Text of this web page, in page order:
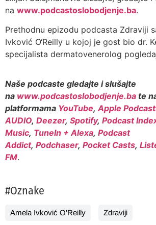
na www.podcastoslobodjenje.ba.
Prethodnu epizodu podcasta Zdraviji
Ivković O‘Reilly u kojoj je gost bio dr.
specijalista dermatovenerolog
Naše podcaste gledajte i slušajte
na www.podcastoslobodjenje.ba te
platformama YouTube,Apple
AUDIO, Deezer, Spotify, Podcast
Music, TuneIn + Alexa, Podcast
Addict, Podchaser, Pocket Casts,
FM.
#Oznake
Amela Ivković O'Reilly Zdraviji